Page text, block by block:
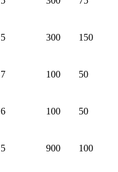
5 300 150
7 100 50
6 100 50
5 900 100